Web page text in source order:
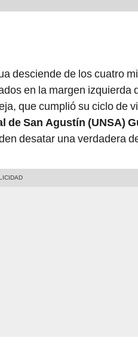
desciende de los cuatro
en la margen izquierda
que cumplió su ciclo de
San Agustín (UNSA)
desatar una verdadera